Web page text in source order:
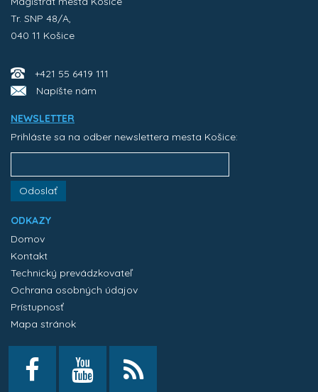
Tr. SNP 48/A,
040 11 Košice
+421 55 6419 111
Napíšte nám
NEWSLETTER
Prihláste sa na odber newslettera mesta Košice:
Odoslať
ODKAZY
Domov
Kontakt
Technický prevádzkovateľ
Ochrana osobných údajov
Prístupnosť
Mapa stránok